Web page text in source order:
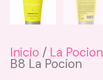
Inicio / La Pocion
B8 La Pocion